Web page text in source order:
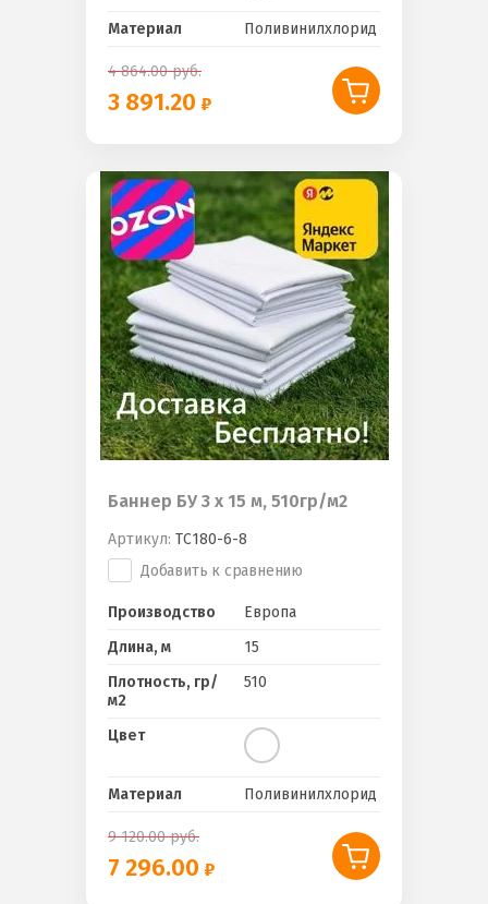
Материал Поливинилхлорид
4 864.00руб.
3 891.20
Баннер БУ 3 х 15 м, 510гр/м2
Артикул: ТС180-6-8
Добавить к сравнению
Производство
Европа
Длина, м
15
Плотность, гр/
м2
510
Цвет
Материал Поливинилхлорид
9 120.00руб.
7 296.00